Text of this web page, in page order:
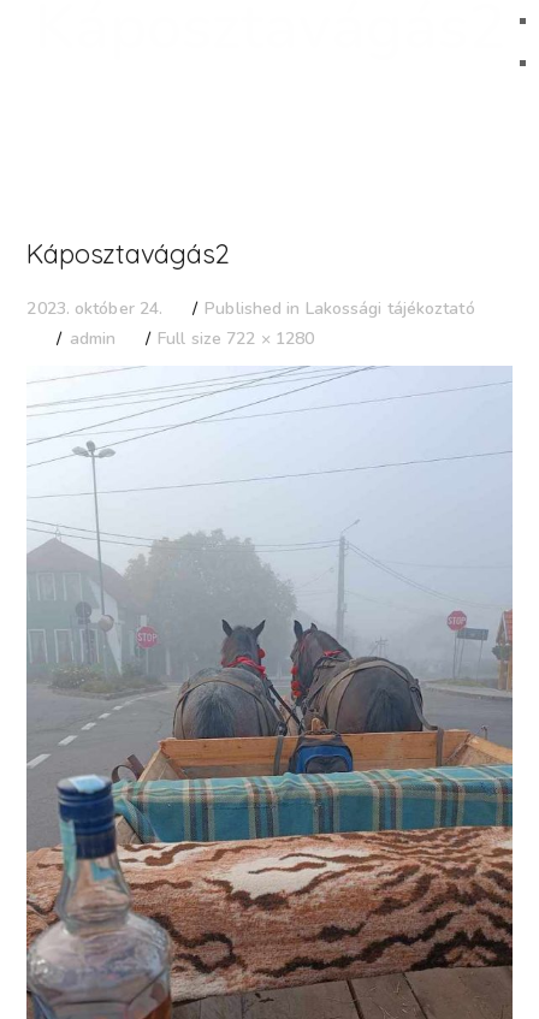
Káposztavágás2
2023. október 24. Published in Lakossági tájékoztató
admin
Full size 722 × 1280